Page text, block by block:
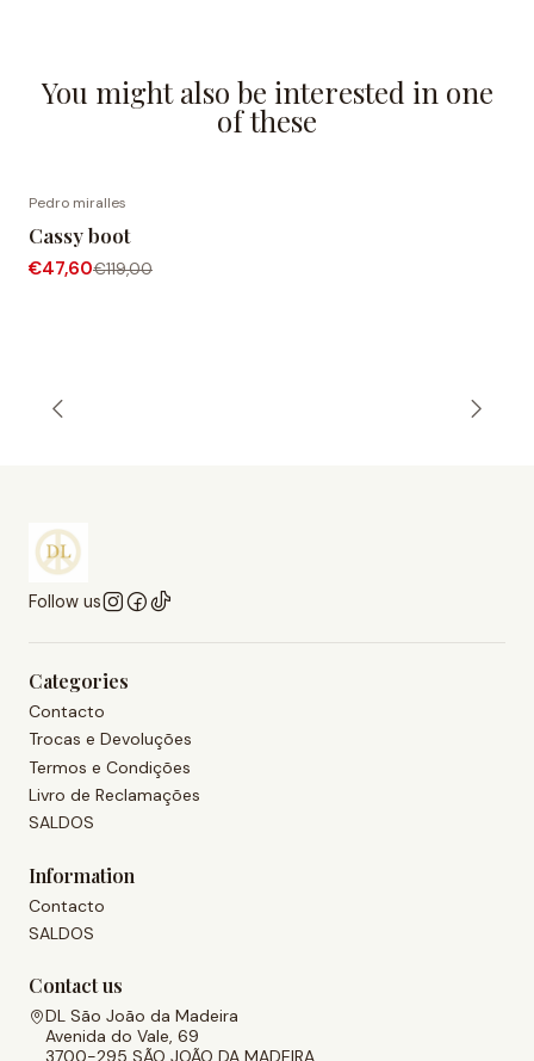
You might also be interested in one
of these
Pedro miralles
Cassy boot
€47,60€119,00
Follow us
Categories
Contacto
Trocas e Devoluções
Termos e Condições
Livro de Reclamações
SALDOS
Information
Contacto
SALDOS
Contact us
DL São João da Madeira
Avenida do Vale, 69